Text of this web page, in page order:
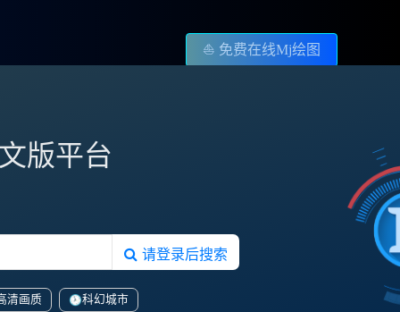
⛵️ 免费在线Mj绘图
版平台
请登录后搜索
清画质 科幻城市